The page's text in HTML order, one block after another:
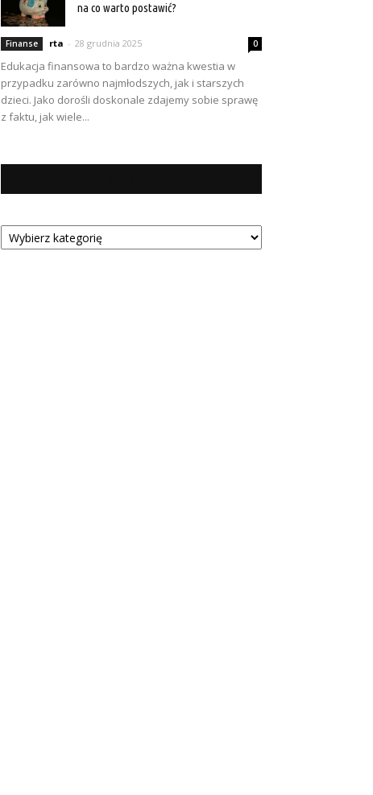
na co warto postawić?
Finanse rta - 28 grudnia 2025 0
Edukacja finansowa to bardzo ważna kwestia w
przypadku zarówno najmłodszych, jak i starszych
dzieci. Jako dorośli doskonale zdajemy sobie sprawę
z faktu, jak wiele...
Kategorie